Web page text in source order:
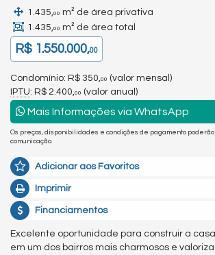
1.435,00 m² de área privativa
1.435,00 m² de área total
R$ 1.550.000,00
Condomínio: R$ 350,00 (valor mensal)
IPTU: R$ 2.400,00 (valor anual)
Mais Informações via WhatsApp
Os preços, disponibilidades e condições de pagamento
comunicação.
Adicionar aos Favoritos
Imprimir
Financiamentos
Excelente oportunidade para construir a
em um dos bairros mais charmosos e